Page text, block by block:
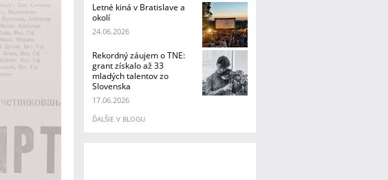
Letné kiná v Bratislave a
okolí
24.06.2026
Rekordný záujem o TNE:
grant získalo až 33
mladých talentov zo
Slovenska
17.06.2026
ĎALŠIE V BLOGU